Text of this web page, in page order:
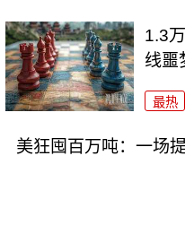
1.3
线噩
最热
美狂囤百万吨：一场